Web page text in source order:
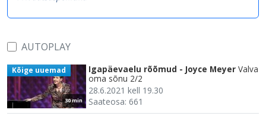
AUTOPLAY
30 min
Kõige uuemad Igapäevaelu rõõmud - Joyce Meyer Valva
oma sõnu 2/2
28.6.2021 kell 19.30
Saateosa: 661